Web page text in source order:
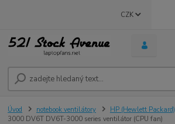
CZK
Úvod notebook ventilátory HP (Hewlett Packard)
3000 DV6T DV6T-3000 series ventilátor (CPU fan)